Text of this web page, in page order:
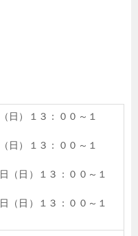
日）１３：００～１
日）１３：００～１
（日）１３：００～１
（日）１３：００～１